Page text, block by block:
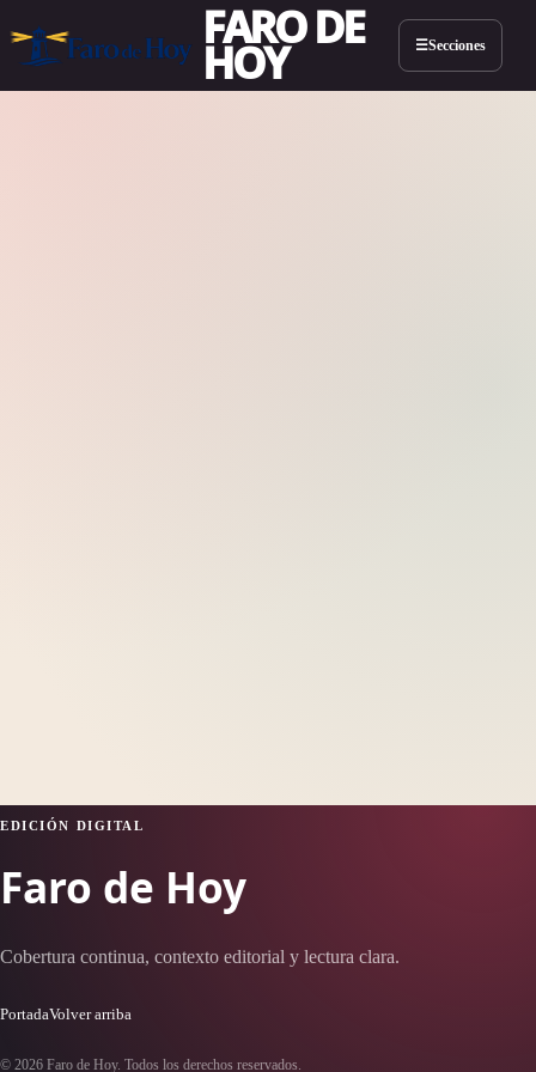
FARO DE
HOY ☰Secciones
EDICIÓN DIGITAL
Faro de Hoy
Cobertura continua, contexto editorial y lectura clara.
PortadaVolver arriba
© 2026 Faro de Hoy. Todos los derechos reservados.